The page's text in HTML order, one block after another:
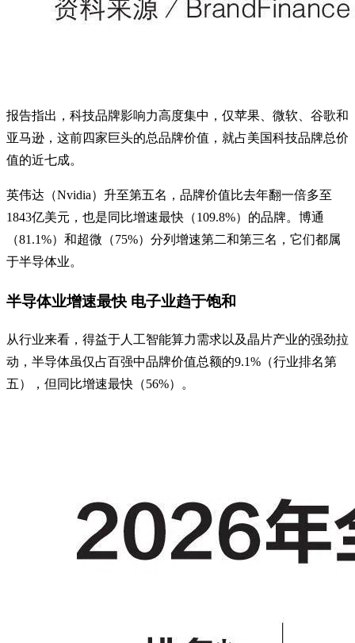
报告指出，科技品牌影响力高度集中，仅苹果、微软、谷歌和
亚马逊，这前四家巨头的总品牌价值，就占美国科技品牌总价
值的近七成。
英伟达（Nvidia）升至第五名，品牌价值比去年翻一倍多至
1843亿美元，也是同比增速最快（109.8%）的品牌。博通
（81.1%）和超微（75%）分列增速第二和第三名，它们都属
于半导体业。
半导体业增速最快 电子业趋于饱和
从行业来看，得益于人工智能算力需求以及晶片产业的强劲拉
动，半导体虽仅占百强中品牌价值总额的9.1%（行业排名第
五），但同比增速最快（56%）。